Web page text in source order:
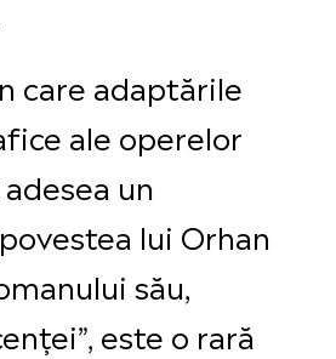
care adaptările
ale operelor
un
lui Orhan
său,
este o rară